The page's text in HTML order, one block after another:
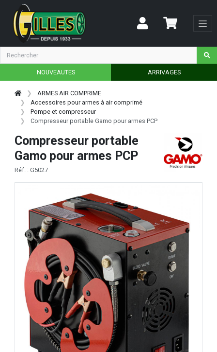
NOUVEAUTES ARRIVAGES
ARMES AIR COMPRIME
Accessoires pour armes à air comprimé
Pompe et compresseur
Compresseur portable Gamo pour armes PCP
Compresseur portable
Gamo pour armes PCP
Réf. : G5027